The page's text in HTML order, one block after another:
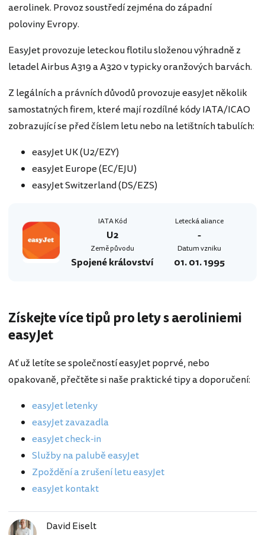
aerolinek. Provoz soustředí zejména do západní
poloviny Evropy.
EasyJet provozuje leteckou flotilu složenou výhradně z
letadel Airbus A319 a A320 v typicky oranžových barvách.
Z legálních a právních důvodů provozuje easyJet několik
samostatných firem, které mají rozdílné kódy IATA/ICAO
zobrazující se před číslem letu nebo na letištních tabulích:
easyJet UK (U2/EZY)
easyJet Europe (EC/EJU)
easyJet Switzerland (DS/EZS)
IATA Kód
U2
Letecká aliance
-
Země původu
Spojené království
Datum vzniku
01. 01. 1995
Získejte více tipů pro lety s aeroliniemi
easyJet
Ať už letíte se společností easyJet poprvé, nebo
opakovaně, přečtěte si naše praktické tipy a doporučení:
easyJet letenky
easyJet zavazadla
easyJet check-in
Služby na palubě easyJet
Zpoždění a zrušení letu easyJet
easyJet kontakt
David Eiselt